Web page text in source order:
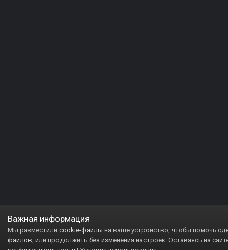
Важная информация
Мы разместили cookie-файлы на ваше устройство, чтобы помочь
файлов, или продолжить без изменения настроек. Оставаясь на